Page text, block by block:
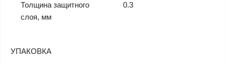
Толщина защитного
слоя, мм
0.3
УПАКОВКА